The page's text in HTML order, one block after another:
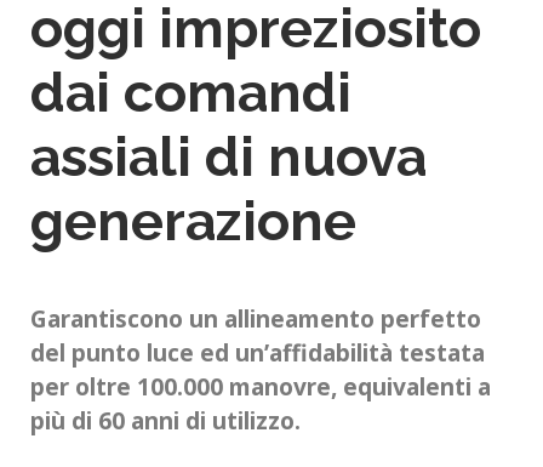
oggi impreziosito
dai comandi
assiali di nuova
generazione
Garantiscono un allineamento perfetto
del punto luce ed un’affidabilità testata
per oltre 100.000 manovre, equivalenti a
più di 60 anni di utilizzo.